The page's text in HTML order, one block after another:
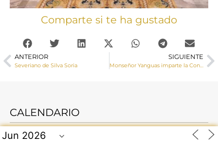
Comparte si te ha gustado
ANTERIOR
Severiano de Silva Soria
SIGUIENTE
Monseñor Yanguas imparte la Confirmación a un grupo de jóvenes de Minglanilla
CALENDARIO